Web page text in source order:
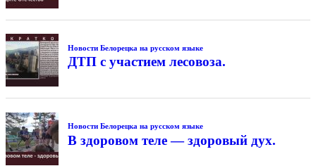
Новости Белорецка на русском языке
ДТП с участием лесовоза.
Новости Белорецка на русском языке
В здоровом теле — здоровый дух.